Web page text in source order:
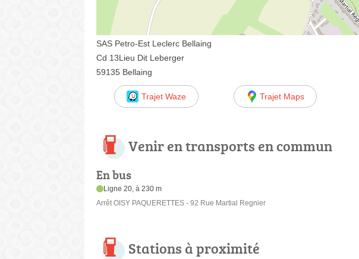
SAS Petro-Est Leclerc Bellaing
Cd 13Lieu Dit Leberger
59135 Bellaing
Trajet Waze Trajet Maps
Venir en transports en commun
En bus
Ligne 20, à 230 m
Arrêt OISY PAQUERETTES - 92 Rue Martial Regnier
Stations à proximité